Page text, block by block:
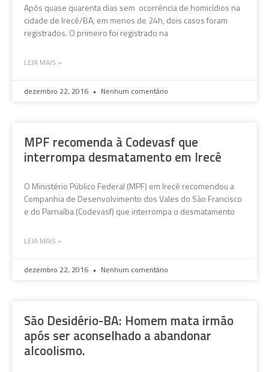
Após quase quarenta dias sem ocorrência de homicídios na
cidade de Irecê/BA, em menos de 24h, dois casos foram
registrados. O primeiro foi registrado na
LEIA MAIS »
dezembro 22, 2016 Nenhum comentário
MPF recomenda à Codevasf que
interrompa desmatamento em Irecê
O Ministério Público Federal (MPF) em Irecê recomendou a
Companhia de Desenvolvimento dos Vales do São Francisco
e do Parnaíba (Codevasf) que interrompa o desmatamento
LEIA MAIS »
dezembro 22, 2016 Nenhum comentário
São Desidério-BA: Homem mata irmão
após ser aconselhado a abandonar
alcoolismo.